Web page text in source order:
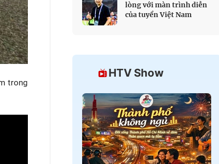
trong
lòng với màn trình diễn
của tuyển Việt Nam
HTV Show